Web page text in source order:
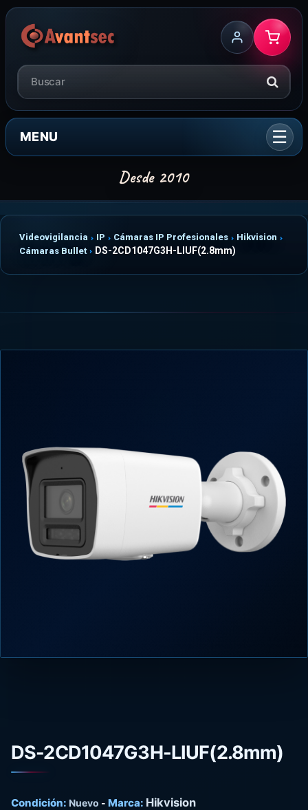
MENU
Videovigilancia IP Cámaras IP Profesionales
Hikvision
Cámaras Bullet
DS-2CD1047G3H-LIUF(2.8mm)
DS-2CD1047G3H-LIUF(2.8mm)
Condición: Nuevo - Marca: Hikvision